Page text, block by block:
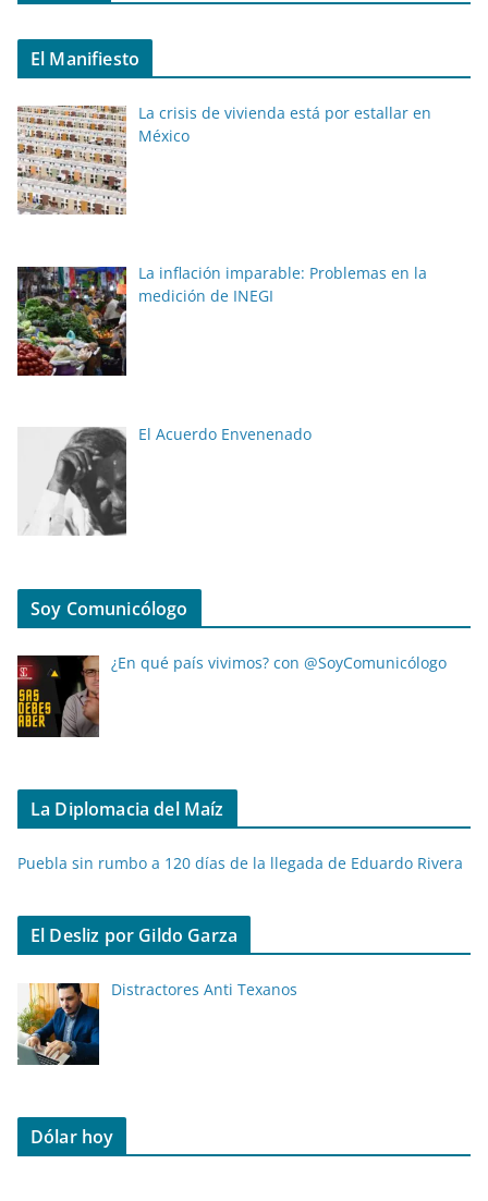
El Manifiesto
La crisis de vivienda está por estallar en
México
La inflación imparable: Problemas en la
medición de INEGI
El Acuerdo Envenenado
Soy Comunicólogo
¿En qué país vivimos? con @SoyComunicólogo
La Diplomacia del Maíz
Puebla sin rumbo a 120 días de la llegada de Eduardo Rivera
El Desliz por Gildo Garza
Distractores Anti Texanos
Dólar hoy